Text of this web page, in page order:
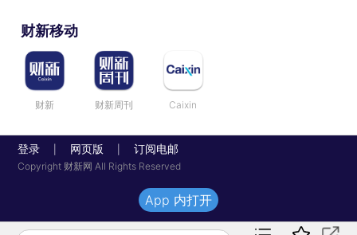
财新移动
财新 财新周刊 Caixin
登录 网页版 订阅电邮
Copyright 财新网 All Rights Reserved
App 内打开